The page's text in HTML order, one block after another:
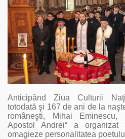
Anticipând Ziua Culturii
totodată şi 167 de ani de la
româneşti, Mihai Eminescu,
Apostol Andrei“ a
omagieze personalitatea